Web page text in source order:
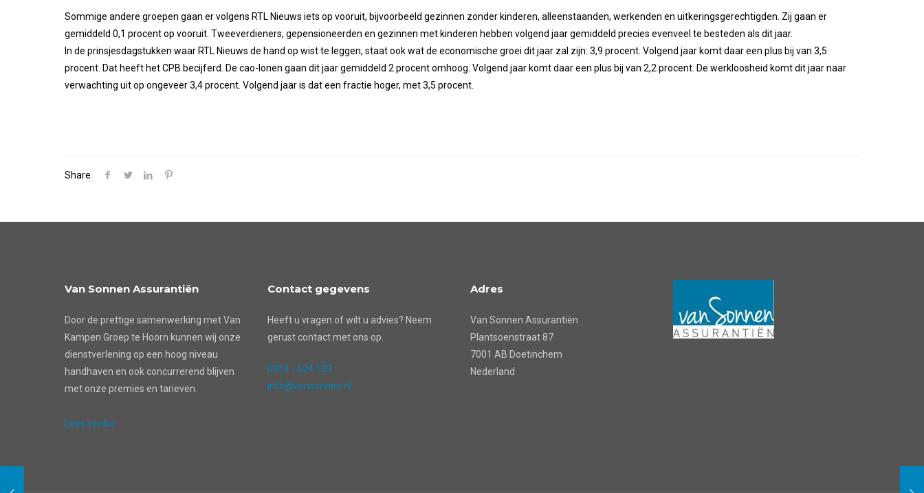
Sommige andere groepen gaan er volgens RTL Nieuws iets op vooruit, bijvoorbeeld gezinnen zonder kinderen, alleenstaanden, werkenden en uitkeringsgerechtigden. Zij gaan er
gemiddeld 0,1 procent op vooruit. Tweeverdieners, gepensioneerden en gezinnen met kinderen hebben volgend jaar gemiddeld precies evenveel te besteden als dit jaar.
In de prinsjesdagstukken waar RTL Nieuws de hand op wist te leggen, staat ook wat de economische groei dit jaar zal zijn: 3,9 procent. Volgend jaar komt daar een plus bij van 3,5
procent. Dat heeft het CPB becijferd. De cao-lonen gaan dit jaar gemiddeld 2 procent omhoog. Volgend jaar komt daar een plus bij van 2,2 procent. De werkloosheid komt dit jaar naar
verwachting uit op ongeveer 3,4 procent. Volgend jaar is dat een fractie hoger, met 3,5 procent.
Share
Van Sonnen Assurantiën
Door de prettige samenwerking met Van
Kampen Groep te Hoorn kunnen wij onze
dienstverlening op een hoog niveau
handhaven en ook concurrerend blijven
met onze premies en tarieven.
Lees verder
Contact gegevens
Heeft u vragen of wilt u advies? Neem
gerust contact met ons op.
0314 - 624 133
info@vansonnen.nl
Adres
Van Sonnen Assurantiën
Plantsoenstraat 87
7001 AB Doetinchem
Nederland